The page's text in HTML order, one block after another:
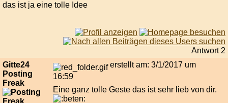
das ist ja eine tolle Idee
Antwort 2
Gitte24
Posting
Freak
erstellt am: 3/1/2017 um
16:59
Eine ganz tolle Geste das ist sehr lieb von dir.